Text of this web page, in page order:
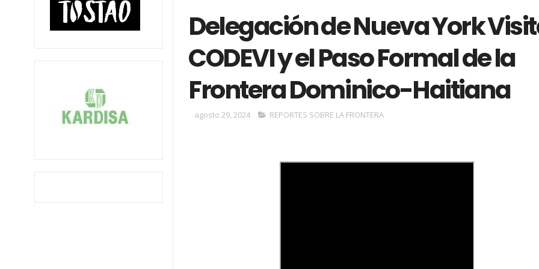
Delegación de Nueva York
CODEVI y el Paso Formal de la
Frontera Dominico-Haitiana
agosto 29, 2024 REPORTES SOBRE LA FRONTERA